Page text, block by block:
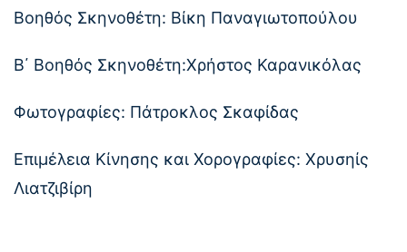
Βοηθός Σκηνοθέτη: Βίκη Παναγιωτοπούλου
B΄ Βοηθός Σκηνοθέτη:Xρήστος Καρανικόλας
Φωτογραφίες: Πάτροκλος Σκαφίδας
Επιμέλεια Κίνησης και Χορογραφίες: Χρυσηίς
Λιατζιβίρη